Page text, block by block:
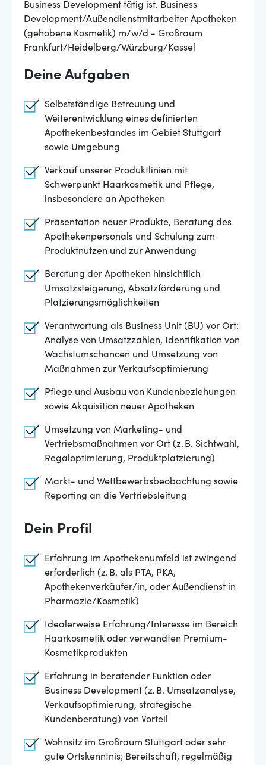
Business Development tätig ist. Business
Development/Außendienstmitarbeiter Apotheken
(gehobene Kosmetik) m/w/d - Großraum
Frankfurt/Heidelberg/Würzburg/Kassel
Deine Aufgaben
Selbstständige Betreuung und
Weiterentwicklung eines definierten
Apothekenbestandes im Gebiet Stuttgart
sowie Umgebung
Verkauf unserer Produktlinien mit
Schwerpunkt Haarkosmetik und Pflege,
insbesondere an Apotheken
Präsentation neuer Produkte, Beratung des
Apothekenpersonals und Schulung zum
Produktnutzen und zur Anwendung
Beratung der Apotheken hinsichtlich
Umsatzsteigerung, Absatzförderung und
Platzierungsmöglichkeiten
Verantwortung als Business Unit (BU) vor Ort:
Analyse von Umsatzzahlen, Identifikation von
Wachstumschancen und Umsetzung von
Maßnahmen zur Verkaufsoptimierung
Pflege und Ausbau von Kundenbeziehungen
sowie Akquisition neuer Apotheken
Umsetzung von Marketing- und
Vertriebsmaßnahmen vor Ort (z. B. Sichtwahl,
Regaloptimierung, Produktplatzierung)
Markt- und Wettbewerbsbeobachtung sowie
Reporting an die Vertriebsleitung
Dein Profil
Erfahrung im Apothekenumfeld ist zwingend
erforderlich (z. B. als PTA, PKA,
Apothekenverkäufer/in, oder Außendienst in
Pharmazie/Kosmetik)
Idealerweise Erfahrung/Interesse im Bereich
Haarkosmetik oder verwandten Premium-
Kosmetikprodukten
Erfahrung in beratender Funktion oder
Business Development (z. B. Umsatzanalyse,
Verkaufsoptimierung, strategische
Kundenberatung) von Vorteil
Wohnsitz im Großraum Stuttgart oder sehr
gute Ortskenntnis; Bereitschaft, regelmäßig